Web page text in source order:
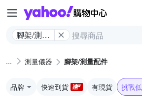
Yahoo
腳架/測量
測量儀器 腳架/測量配件
品牌 快速到貨 有現貨 挑戰